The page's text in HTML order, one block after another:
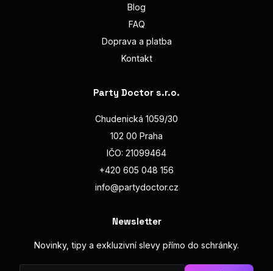
Blog
FAQ
Doprava a platba
Kontakt
Party Doctor s.r.o.
Chudenická 1059/30
102 00 Praha
IČO: 21099464
+420 605 048 156
info@partydoctor.cz
Newsletter
Novinky, tipy a exkluzivní slevy přímo do schránky.